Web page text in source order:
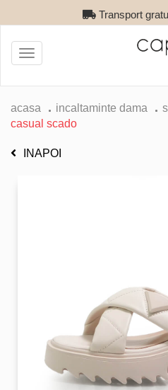
Transport
Toggle
navigation
acasa incaltaminte dama
casual scado
INAPOI